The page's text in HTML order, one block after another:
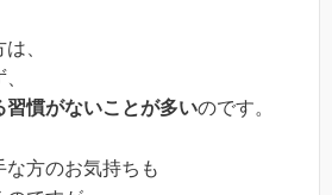
、
慣がないことが多いのです。
方のお気持ちも